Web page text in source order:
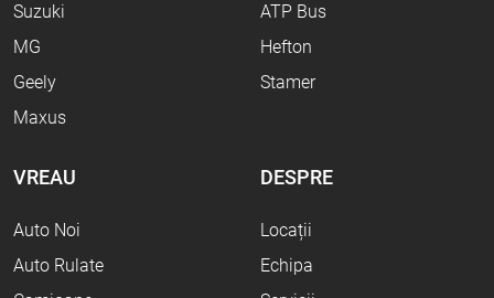
Suzuki
MG
Geely
Maxus
ATP Bus
Hefton
Stamer
VREAU
Auto Noi
Auto Rulate
DESPRE
Locații
Echipa